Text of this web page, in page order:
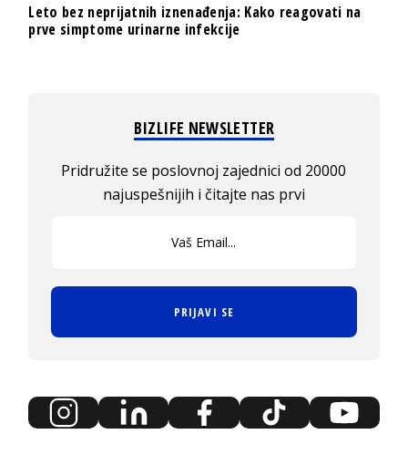
Leto bez neprijatnih iznenađenja: Kako reagovati na
prve simptome urinarne infekcije
BIZLIFE NEWSLETTER
Pridružite se poslovnoj zajednici od 20000
najuspešnijih i čitajte nas prvi
PRIJAVI SE